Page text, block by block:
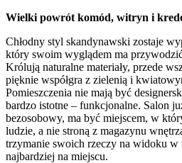
Wielki powrót komód, witryn i
Chłodny styl skandynawski zostaje
który swoim wyglądem ma
Królują naturalne materiały, przede
pięknie współgra z zielenią i
Pomieszczenia nie mają być
bardzo istotne – funkcjonalne. Salon
bezosobowy, ma być miejscem, w
ludzie, a nie stroną z magazynu
trzymanie swoich rzeczy na widoku w
najbardziej na miejscu.